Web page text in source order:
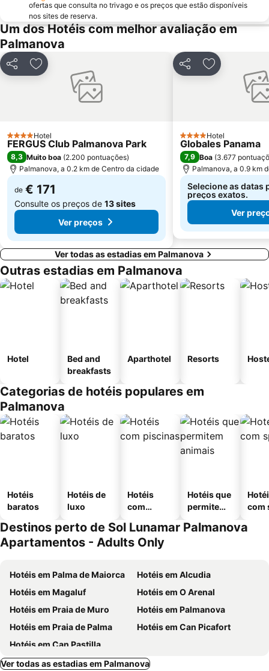
Catedral de Sa Seu
Centre
Portixol
Palma Aquarium
Mega Park
Son Peretó
Passeios por Palma de Mallorca
RIU Center
Ballermann 6
ofertas que consulta no trivago e os preços que estão disponíveis
nos sites de reserva.
Um dos Hotéis com melhor avaliação em
Palmanova
PartilharAdicionar aos favoritos
4 Estrelas
Hotel
FERGUS Club Palmanova Park
8,3 Muito boa (2.200 pontuações)
Palmanova, a 0.2 km de Centro da cidade
de € 171
Consulte os preços de 13 sites
Ver preços
PartilharAdicionar
4 Estrelas
Hotel
Globales Panama
7,9 Boa (3.677
Palmanova, a 0.9 km
Selecione as datas
preços exatos.
Ver
Ver todas as estadias em Palmanova
Outras estadias em Palmanova
Hotel
Bed and
breakfasts
Aparthotel Resorts
Categorias de hotéis populares em
Palmanova
Hotéis
baratos
Hotéis de
luxo
Hotéis
com
Hotéis que
permitem
com
Destinos perto de Sol Lunamar Palmanova
Apartamentos - Adults Only
Hotéis em Palma de Maiorca
Hotéis em Alcudia
Hotéis em Magaluf
Hotéis em O Arenal
Hotéis em Praia de Muro
Hotéis em Palmanova
Hotéis em Praia de Palma
Hotéis em Can Picafort
Hotéis em Can Pastilla
Ver todas as estadias em Palmanova